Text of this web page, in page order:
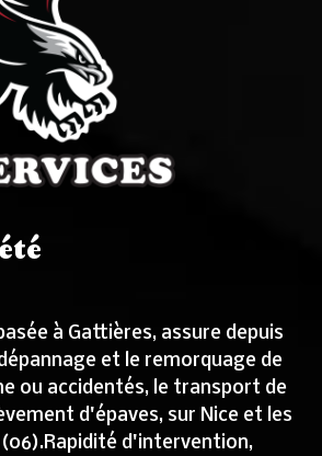
à Gattières, assure depuis
et le remorquage de
ou accidentés, le transport de
d'épaves, sur Nice et les
d'intervention,